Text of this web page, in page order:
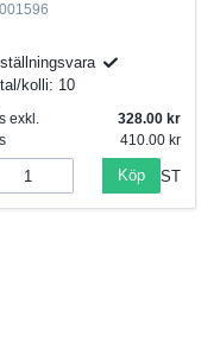
kolli: 10
exkl.
328.00
410.00
Köp ST